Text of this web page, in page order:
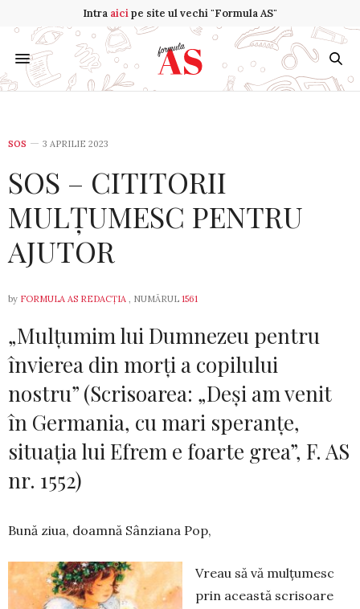
Intra aicipe site ul vechi "Formula AS"
SOS 3 APRILIE 2023
SOS – CITITORII
MULȚUMESC PENTRU
AJUTOR
by FORMULA AS REDACȚIA , NUMĂRUL 1561
„Mulțumim lui Dumnezeu pentru
învierea din morți a copilului
nostru” (Scrisoarea: „Deși am venit
în Germania, cu mari speranțe,
situația lui Efrem e foarte grea”, F. AS
nr. 1552)
Bună ziua, doamnă Sânziana Pop,
Vreau să vă mulțumesc
prin această scrisoa­re